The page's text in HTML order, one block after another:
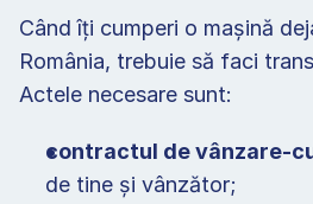
Când îți cumperi o mașină
România, trebuie să faci
Actele necesare sunt:
contractul de vânzare-
de tine și vânzător;